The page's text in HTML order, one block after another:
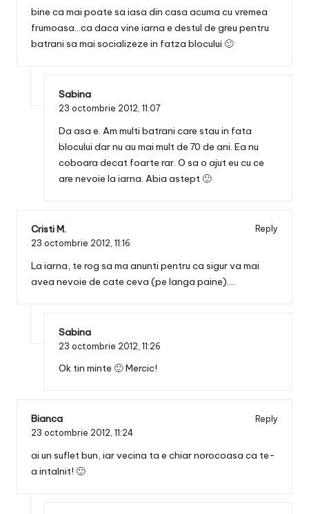
bine ca mai poate sa iasa din casa acuma cu vremea
frumoasa…ca daca vine iarna e destul de greu pentru
batrani sa mai socializeze in fatza blocului 🙂
Sabina
23 octombrie 2012, 11:07
Da asa e. Am multi batrani care stau in fata
blocului dar nu au mai mult de 70 de ani. Ea nu
coboara decat foarte rar. O sa o ajut eu cu ce
are nevoie la iarna. Abia astept 🙂
Cristi M.
Reply
23 octombrie 2012, 11:16
La iarna, te rog sa ma anunti pentru ca sigur va mai
avea nevoie de cate ceva (pe langa paine)….
Sabina
23 octombrie 2012, 11:26
Ok tin minte 🙂 Mercic!
Bianca
Reply
23 octombrie 2012, 11:24
ai un suflet bun, iar vecina ta e chiar norocoasa ca te-
a intalnit! 🙂